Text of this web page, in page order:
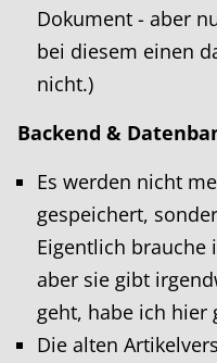
Dokument - aber
bei diesem einen
nicht.)
Backend &
Es werden nicht
gespeichert,
Eigentlich brauche
aber sie gibt
geht, habe ich hier
Die alten